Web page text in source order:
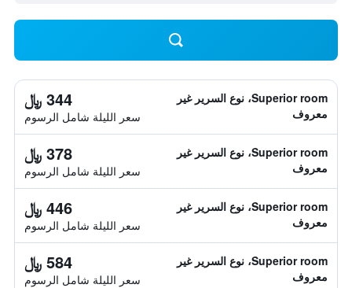
Superior room، نوع السرير غير
معروف
344 ﷼
سعر الليلة شامل الرسوم
Superior room، نوع السرير غير
معروف
378 ﷼
سعر الليلة شامل الرسوم
Superior room، نوع السرير غير
معروف
446 ﷼
سعر الليلة شامل الرسوم
Superior room، نوع السرير غير
معروف
584 ﷼
سعر الليلة شامل الرسوم